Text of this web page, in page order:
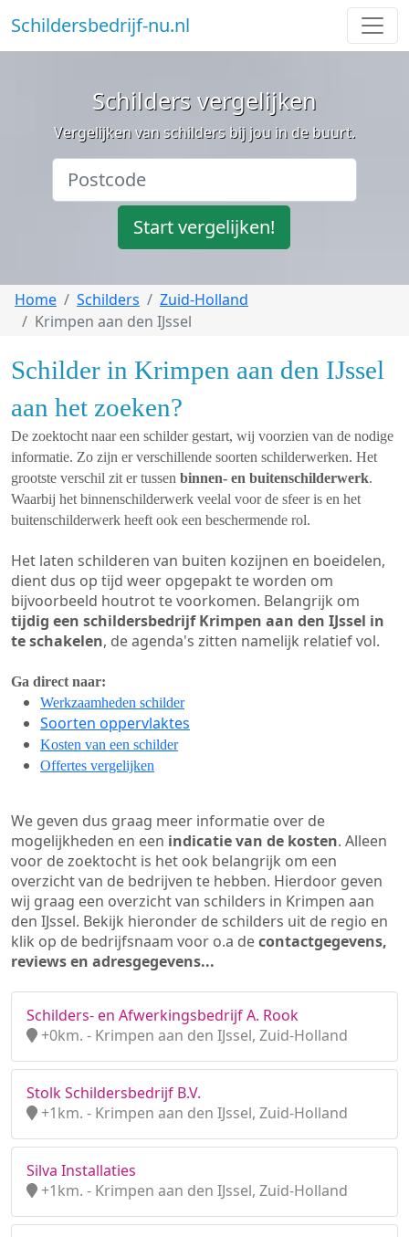
Schildersbedrijf-nu.nl
Schilders vergelijken
Vergelijken van schilders bij jou in de buurt.
Start vergelijken!
Home Schilders
Zuid-Holland
Krimpen aan den IJssel
Schilder in Krimpen aan den IJssel
aan het zoeken?
De zoektocht naar een schilder gestart, wij voorzien van de nodige
informatie. Zo zijn er verschillende soorten schilderwerken. Het
grootste verschil zit er tussen binnen- en buitenschilderwerk.
Waarbij het binnenschilderwerk veelal voor de sfeer is en het
buitenschilderwerk heeft ook een beschermende rol.
Het laten schilderen van buiten kozijnen en boeidelen,
dient dus op tijd weer opgepakt te worden om
bijvoorbeeld houtrot te voorkomen. Belangrijk om
tijdig een schildersbedrijf Krimpen aan den IJssel in
te schakelen, de agenda's zitten namelijk relatief vol.
Ga direct naar:
Werkzaamheden schilder
Soorten oppervlaktes
Kosten van een schilder
Offertes vergelijken
We geven dus graag meer informatie over de
mogelijkheden en een indicatie van de kosten. Alleen
voor de zoektocht is het ook belangrijk om een
overzicht van de bedrijven te hebben. Hierdoor geven
wij graag een overzicht van schilders in Krimpen aan
den IJssel. Bekijk hieronder de schilders uit de regio en
klik op de bedrijfsnaam voor o.a decontactgegevens,
reviews en adresgegevens...
Schilders- en Afwerkingsbedrijf A. Rook
+0km. - Krimpen aan den IJssel, Zuid-Holland
Stolk Schildersbedrijf B.V.
+1km. - Krimpen aan den IJssel, Zuid-Holland
Silva Installaties
+1km. - Krimpen aan den IJssel, Zuid-Holland